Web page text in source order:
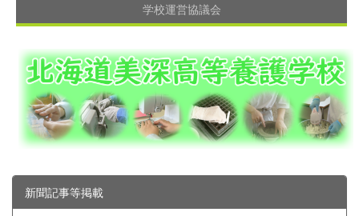
学校運営協議会
新聞記事等掲載